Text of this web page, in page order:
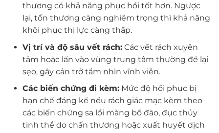
thương có khả năng phục hồi tốt hơn. Ngược
lại, tổn thương càng nghiêm trọng thì khả năng
khôi phục thị lực càng thấp.
Vị trí và độ sâu vết rách:Các vết rách xuyên
tâm hoặc lấn vào vùng trung tâm thường để lại
sẹo, gây cản trở tầm nhìn vĩnh viễn.
Các biến chứng đi kèm:Mức độ hồi phục bị
hạn chế đáng kể nếu rách giác mạc kèm theo
các biến chứng sa lồi màng bồ đào, đục thủy
tinh thể do chấn thương hoặc xuất huyết dịch